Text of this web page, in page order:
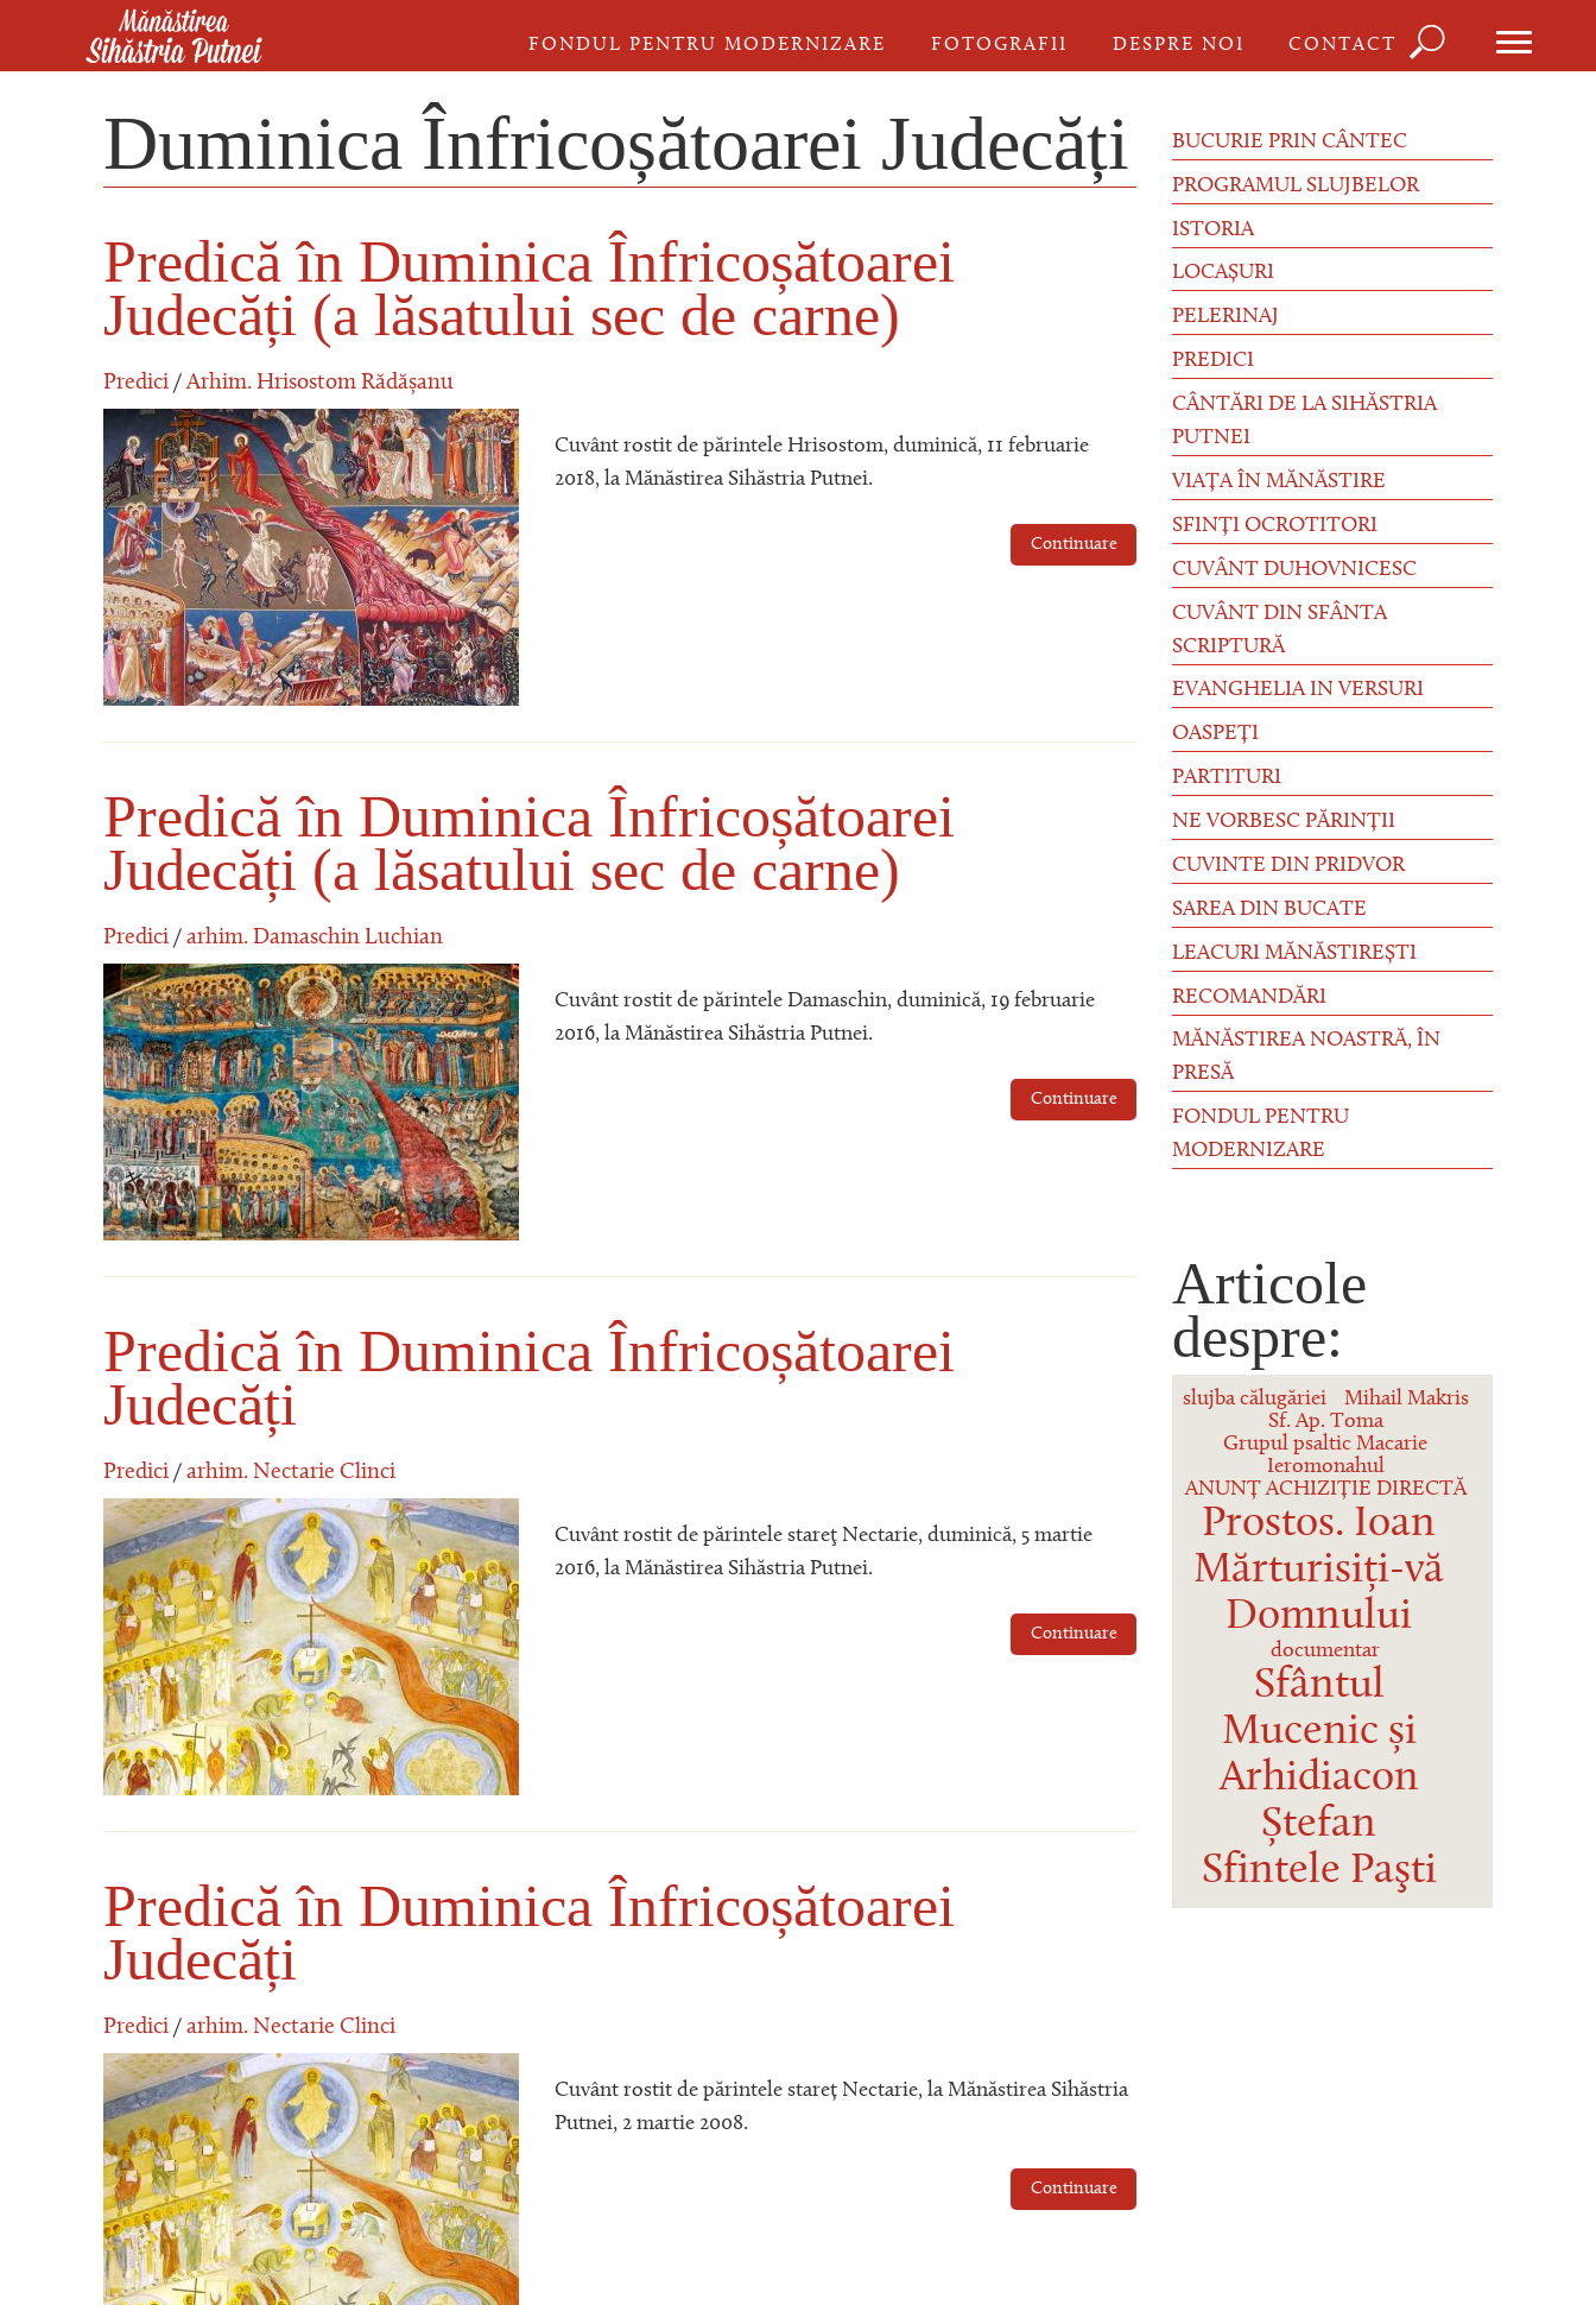
Mergi la conţinutul principal
FONDUL PENTRU MODERNIZARE FOTOGRAFII DESPRE NOI CONTACT
Duminica Înfricoșătoarei Judecăți
Predică în Duminica Înfricoșătoarei
Judecăți (a lăsatului sec de carne)
Predici /Arhim. Hrisostom Rădășanu
Cuvânt rostit de părintele Hrisostom, duminică, 11 februarie
2018, la Mănăstirea Sihăstria Putnei.
Continuare
Predică în Duminica Înfricoșătoarei
Judecăți (a lăsatului sec de carne)
Predici / arhim. Damaschin Luchian
Cuvânt rostit de părintele Damaschin, duminică, 19 februarie
2016, la Mănăstirea Sihăstria Putnei.
Continuare
Predică în Duminica Înfricoșătoarei
Judecăți
Predici / arhim. Nectarie Clinci
Cuvânt rostit de părintele stareţ Nectarie, duminică, 5 martie
2016, la Mănăstirea Sihăstria Putnei.
Continuare
Predică în Duminica Înfricoșătoarei
Judecăți
Predici / arhim. Nectarie Clinci
Cuvânt rostit de părintele stareț Nectarie, la Mănăstirea Sihăstria
Putnei, 2 martie 2008.
Continuare
BUCURIE PRIN CÂNTEC
PROGRAMUL SLUJBELOR
ISTORIA
LOCAȘURI
PELERINAJ
PREDICI
CÂNTĂRI DE LA SIHĂSTRIA
PUTNEI
VIAȚA ÎN MĂNĂSTIRE
SFINȚI OCROTITORI
CUVÂNT DUHOVNICESC
CUVÂNT DIN SFÂNTA
SCRIPTURĂ
EVANGHELIA IN VERSURI
OASPEȚI
PARTITURI
NE VORBESC PĂRINȚII
CUVINTE DIN PRIDVOR
SAREA DIN BUCATE
LEACURI MĂNĂSTIREȘTI
RECOMANDĂRI
MĂNĂSTIREA NOASTRĂ, ÎN
PRESĂ
FONDUL PENTRU
MODERNIZARE
Articole
despre:
slujba călugăriei
Mihail Makris
Sf. Ap. Toma
Grupul psaltic Macarie
Ieromonahul
ANUNȚ ACHIZIȚIE DIRECTĂ
Prostos. Ioan
Mărturisiți-vă
Domnului
documentar
Sfântul
Mucenic și
Arhidiacon
Ștefan
Sfintele Paşti